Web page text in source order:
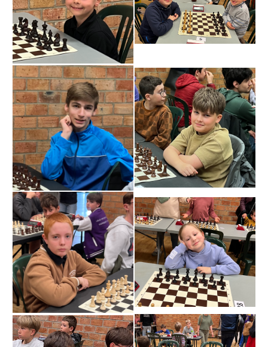
» WAP - Weppes Arts Plastiques
» Wepp' Harmonie
» Mémoire
» Sports
» Association Fournoise Basket Club
» Club de danse
» Club de football ESW
» Club de gym "La Jeanne d'Arc"
» Club de judo
» Espace Forme Fournois
» GR en Weppes
» Krav maga
» PACCAP
» Tonic gym
» Weppes natation